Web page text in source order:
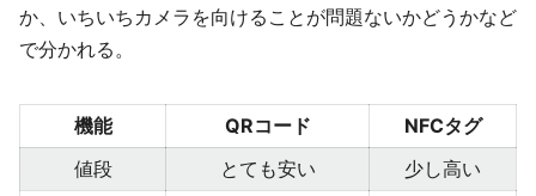
か、いちいちカメラを向けることが問題ないかどうかなど
で分かれる。
機能 QRコード
NFCタグ
値段
とても安い 少し高い